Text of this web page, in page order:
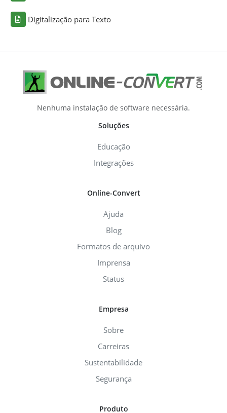
Digitalização para Texto
Nenhuma instalação de software necessária.
Soluções
Educação
Integrações
Online-Convert
Ajuda
Blog
Formatos de arquivo
Imprensa
Status
Empresa
Sobre
Carreiras
Sustentabilidade
Segurança
Produto